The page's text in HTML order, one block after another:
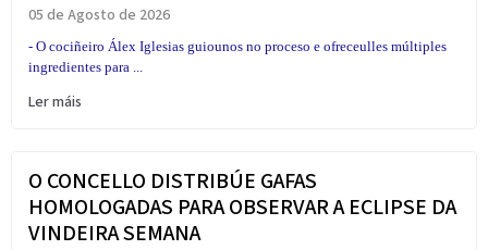
05 de Agosto de 2026
- O cociñeiro Álex Iglesias guiounos no proceso e ofreceulles múltiples
ingredientes para ...
Ler máis
O CONCELLO DISTRIBÚE GAFAS
HOMOLOGADAS PARA OBSERVAR A ECLIPSE DA
VINDEIRA SEMANA